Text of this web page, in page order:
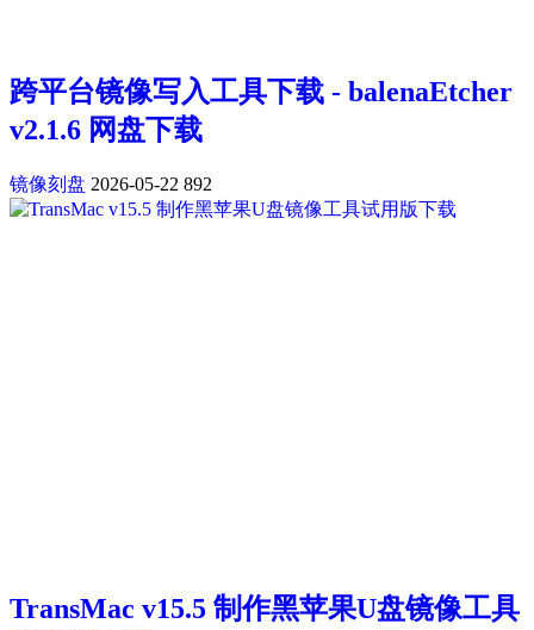
跨平台镜像写入工具下载 - balenaEtcher
v2.1.6 网盘下载
镜像刻盘 2026-05-22 892
TransMac v15.5 制作黑苹果U盘镜像工具